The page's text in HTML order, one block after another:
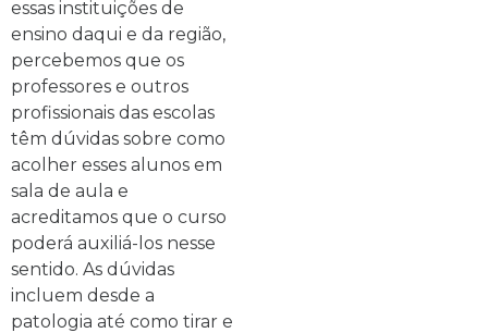
essas instituições de
ensino daqui e da região,
percebemos que os
professores e outros
profissionais das escolas
têm dúvidas sobre como
acolher esses alunos em
sala de aula e
acreditamos que o curso
poderá auxiliá-los nesse
sentido. As dúvidas
incluem desde a
patologia até como tirar e